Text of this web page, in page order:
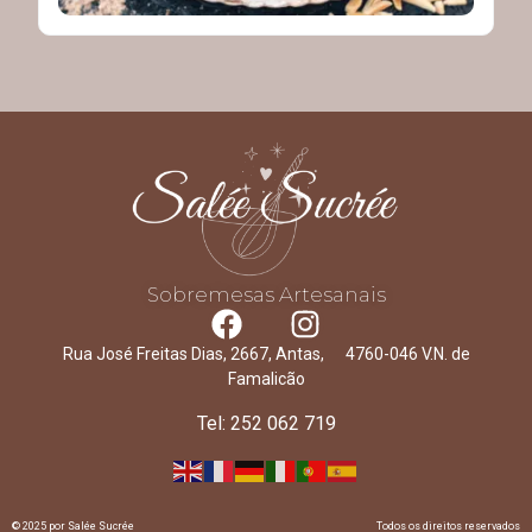
Sobremesas Artesanais
Rua José Freitas Dias, 2667, Antas, 4760-046 V.N. de
Famalicão
Tel: 252 062 719
© 2025 por Salée Sucrée Todos os direitos reservados